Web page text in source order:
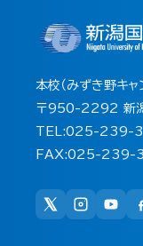
本校（みずき野キャ
〒950-2292 新潟
TEL:025-239-
FAX:025-239-